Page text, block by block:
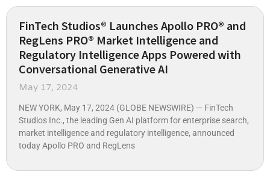
FinTech Studios® Launches Apollo PRO® and
RegLens PRO® Market Intelligence and
Regulatory Intelligence Apps Powered with
Conversational Generative AI
May 17, 2024
NEW YORK, May 17, 2024 (GLOBE NEWSWIRE) — FinTech
Studios Inc., the leading Gen AI platform for enterprise search,
market intelligence and regulatory intelligence, announced
today Apollo PRO and RegLens